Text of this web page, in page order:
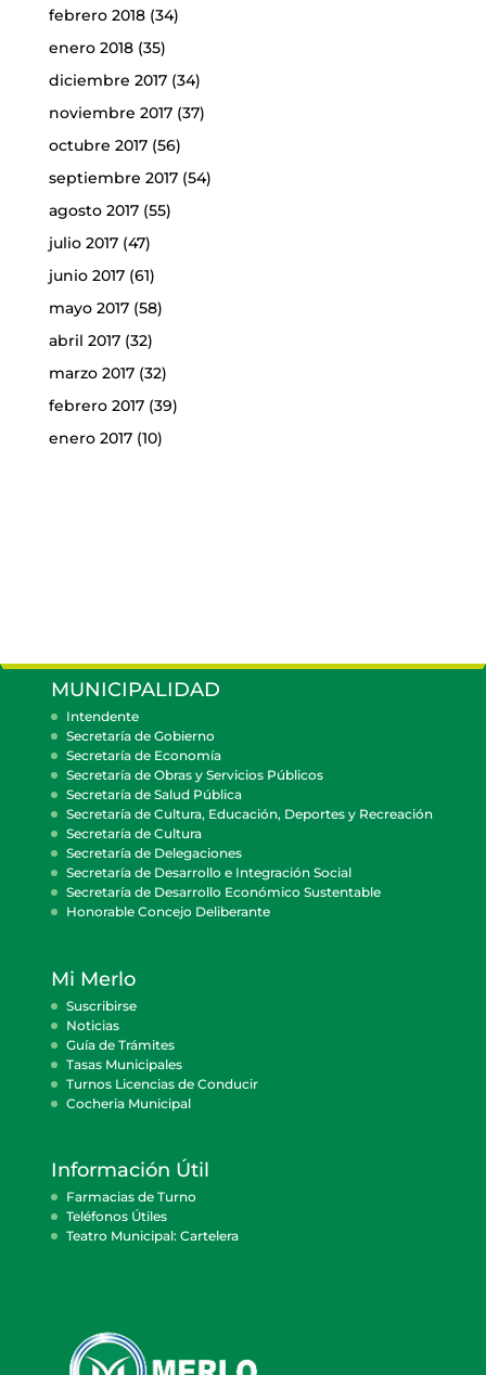
febrero 2018(34)
enero 2018(35)
diciembre 2017(34)
noviembre 2017(37)
octubre 2017(56)
septiembre 2017(54)
agosto 2017(55)
julio 2017(47)
junio 2017(61)
mayo 2017(58)
abril 2017(32)
marzo 2017(32)
febrero 2017(39)
enero 2017(10)
MUNICIPALIDAD
Intendente
Secretaría de Gobierno
Secretaría de Economía
Secretaría de Obras y Servicios Públicos
Secretaría de Salud Pública
Secretaría de Cultura, Educación, Deportes y Recreación
Secretaría de Cultura
Secretaría de Delegaciones
Secretaría de Desarrollo e Integración Social
Secretaría de Desarrollo Económico Sustentable
Honorable Concejo Deliberante
Mi Merlo
Suscribirse
Noticias
Guía de Trámites
Tasas Municipales
Turnos Licencias de Conducir
Cocheria Municipal
Información Útil
Farmacias de Turno
Teléfonos Útiles
Teatro Municipal: Cartelera